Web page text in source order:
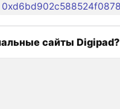
сайты Digipad?